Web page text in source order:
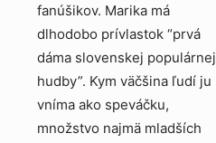
fanúšikov. Marika má
dlhodobo prívlastok “prvá
dáma slovenskej populárnej
hudby”. Kym väčšina ľudí ju
vníma ako speváčku,
množstvo najmä mladších